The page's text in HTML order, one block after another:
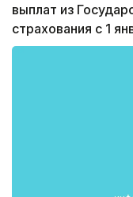
выплат из
страхования с 1